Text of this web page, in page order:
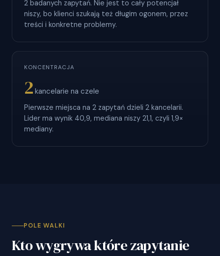
2 badanych zapytań. Nie jest to cały potencjał
niszy, bo klienci szukają też długim ogonem, przez
treści i konkretne problemy.
KONCENTRACJA
2 kancelarie na czele
Pierwsze miejsca na 2 zapytań dzieli 2 kancelarii.
Lider ma wynik 40,9, mediana niszy 21,1, czyli 1,9×
mediany.
POLE WALKI
Kto wygrywa które zapytanie